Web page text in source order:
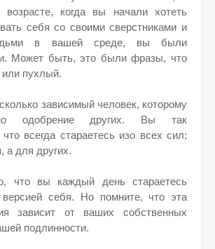
возрасте, когда вы начали хотеть
себя со своими сверстниками и
в вашей среде, вы были
Может быть, это были фразы, что
пухлый.
зависимый человек, которому
одобрение других. Вы так
что всегда стараетесь изо всех сил;
а для других.
что вы каждый день стараетесь
себя. Но помните, что эта
зависит от ваших собственных
подлинности.